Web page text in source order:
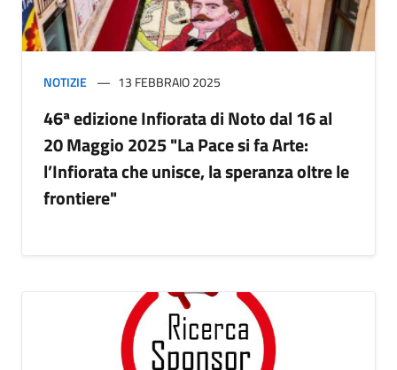
NOTIZIE 13 FEBBRAIO 2025
46ª edizione Infiorata di Noto dal 16 al
20 Maggio 2025 "La Pace si fa Arte:
l’Infiorata che unisce, la speranza oltre le
frontiere"